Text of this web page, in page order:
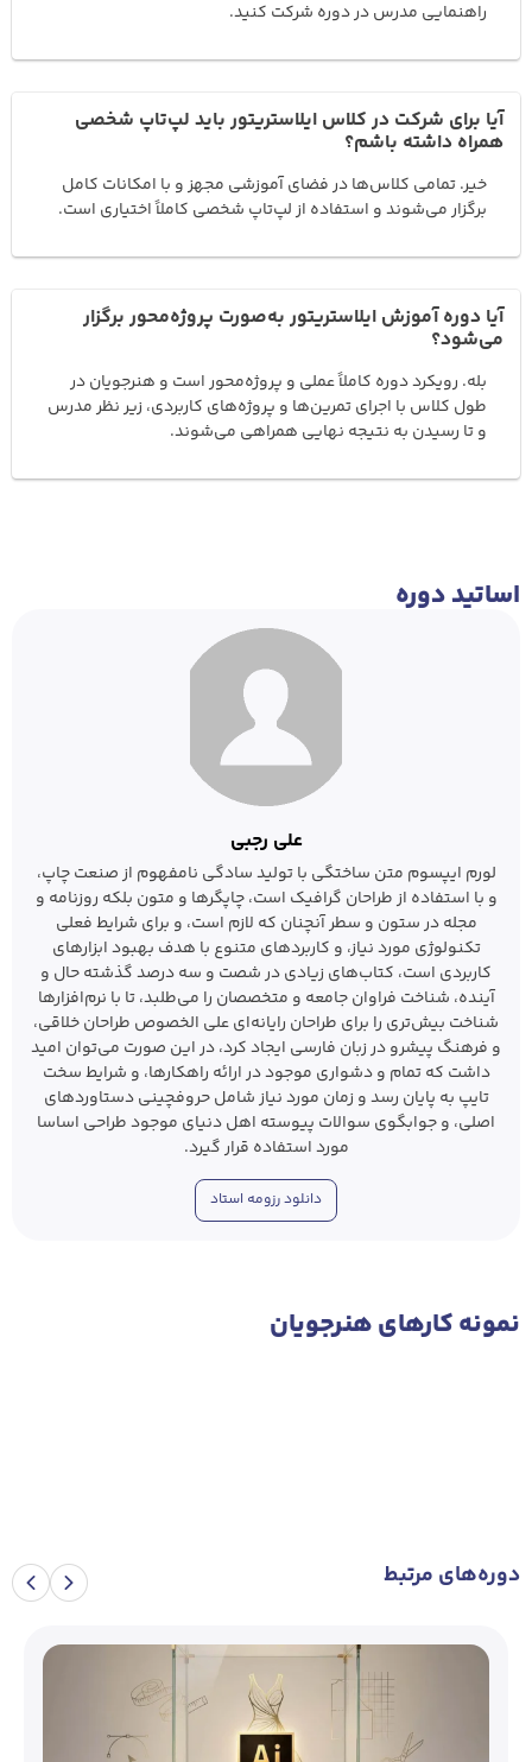
راهنمایی مدرس در دوره شرکت کنید.
آیا برای شرکت در کلاس ایلاستریتور باید لپ‌تاپ شخصی
همراه داشته باشم؟
خیر. تمامی کلاس‌ها در فضای آموزشی مجهز و با امکانات کامل
برگزار می‌شوند و استفاده از لپ‌تاپ شخصی کاملاً اختیاری است.
آیا دوره آموزش ایلاستریتور به‌صورت پروژه‌محور برگزار
می‌شود؟
بله. رویکرد دوره کاملاً عملی و پروژه‌محور است و هنرجویان در
طول کلاس با اجرای تمرین‌ها و پروژه‌های کاربردی، زیر نظر مدرس
و تا رسیدن به نتیجه نهایی همراهی می‌شوند.
اساتید دوره
علی رجبی
لورم ایپسوم متن ساختگی با تولید سادگی نامفهوم از صنعت چاپ،
و با استفاده از طراحان گرافیک است، چاپگرها و متون بلکه روزنامه و
مجله در ستون و سطر آنچنان که لازم است، و برای شرایط فعلی
تکنولوژی مورد نیاز، و کاربردهای متنوع با هدف بهبود ابزارهای
کاربردی است، کتاب‌های زیادی در شصت و سه درصد گذشته حال و
آینده، شناخت فراوان جامعه و متخصصان را می‌طلبد، تا با نرم‌افزارها
شناخت بیش‌تری را برای طراحان رایانه‌ای علی الخصوص طراحان خلاقی،
و فرهنگ پیشرو در زبان فارسی ایجاد کرد، در این صورت می‌توان امید
داشت که تمام و دشواری موجود در ارائه راهکارها، و شرایط سخت
تایپ به پایان رسد و زمان مورد نیاز شامل حروفچینی دستاوردهای
اصلی، و جوابگوی سوالات پیوسته اهل دنیای موجود طراحی اساسا
مورد استفاده قرار گیرد.
دانلود رزومه استاد
نمونه‌ کار‌های هنرجویان
دوره‌های مرتبط